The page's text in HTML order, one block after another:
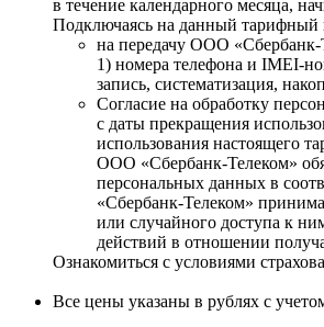
в течение календарного месяца,
Подключаясь на данный тарифный
на передачу ООО «Сбербанк-
1) номера телефона и IMEI-
запись, систематизация,
Согласие на обработку
с даты прекращения
использования настоящего
ООО «Сбербанк-Телеком»
персональных данных в
«Сбербанк-Телеком»
или случайного доступа к
действий в отношении
Ознакомиться с условиями
Все цены указаны в рублях с